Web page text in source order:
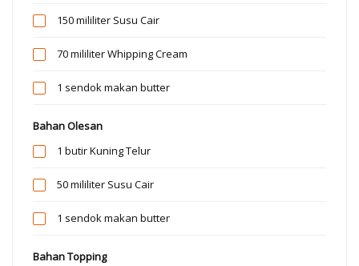
150 mililiter Susu Cair
70 mililiterWhipping Cream
1 sendok makan butter
Bahan Olesan
1 butirKuning Telur
50 mililiter Susu Cair
1 sendok makan butter
Bahan Topping